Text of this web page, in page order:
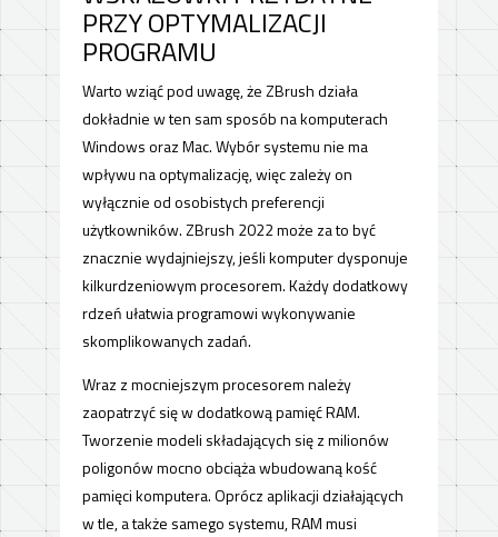
PRZY OPTYMALIZACJI
PROGRAMU
Warto wziąć pod uwagę, że ZBrush działa
dokładnie w ten sam sposób na komputerach
Windows oraz Mac. Wybór systemu nie ma
wpływu na optymalizację, więc zależy on
wyłącznie od osobistych preferencji
użytkowników. ZBrush 2022 może za to być
znacznie wydajniejszy, jeśli komputer dysponuje
kilkurdzeniowym procesorem. Każdy dodatkowy
rdzeń ułatwia programowi wykonywanie
skomplikowanych zadań.
Wraz z mocniejszym procesorem należy
zaopatrzyć się w dodatkową pamięć RAM.
Tworzenie modeli składających się z milionów
poligonów mocno obciąża wbudowaną kość
pamięci komputera. Oprócz aplikacji działających
w tle, a także samego systemu, RAM musi